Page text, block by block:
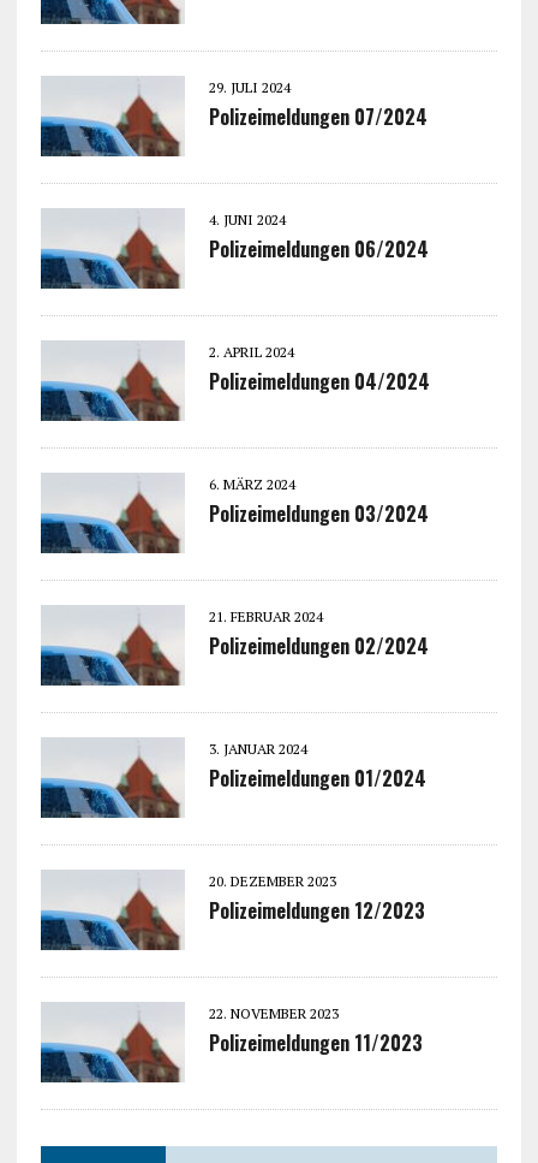
29. JULI 2024
Polizeimeldungen 07/2024
4. JUNI 2024
Polizeimeldungen 06/2024
2. APRIL 2024
Polizeimeldungen 04/2024
6. MÄRZ 2024
Polizeimeldungen 03/2024
21. FEBRUAR 2024
Polizeimeldungen 02/2024
3. JANUAR 2024
Polizeimeldungen 01/2024
20. DEZEMBER 2023
Polizeimeldungen 12/2023
22. NOVEMBER 2023
Polizeimeldungen 11/2023